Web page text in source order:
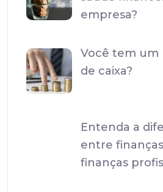
empresa?
Você tem um
de caixa?
Entenda a
entre
finanças